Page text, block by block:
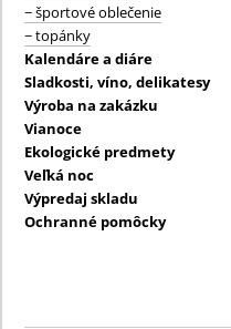
− športové oblečenie
− topánky
Kalendáre a diáre
Sladkosti, víno, delikatesy
Výroba na zakázku
Vianoce
Ekologické predmety
Veľká noc
Výpredaj skladu
Ochranné pomôcky